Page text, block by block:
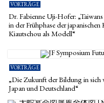
VORTRÄGE
Dr. Fabienne Uji-Hofer:
in der Frühphase der
Kiautschou als Modell“
VORTRÄGE
„Die Zukunft der Bildung in sich
Japan und Deutschland“